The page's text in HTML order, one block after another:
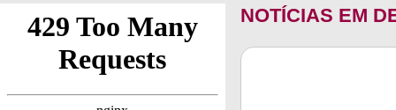
NOTÍCIAS EM